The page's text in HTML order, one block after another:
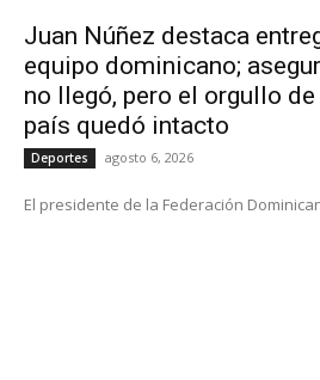
Juan Núñez destaca
equipo dominicano;
no llegó, pero el orgullo
país quedó intacto
Deportes agosto 6, 2026
El presidente de la Federación